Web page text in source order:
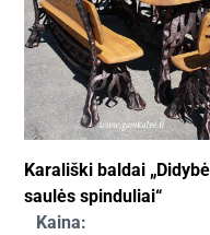
Karališki baldai
saulės spinduliai“
Kaina: